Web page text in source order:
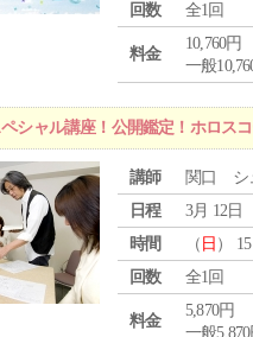
回数
全1回
料金
10,760円
一般
シャル講座！公開鑑定！ホロス
講師
関口 シ
日程
3月 12日
時間
（ 日 ）
回数
全1回
料金
5,870円
一般